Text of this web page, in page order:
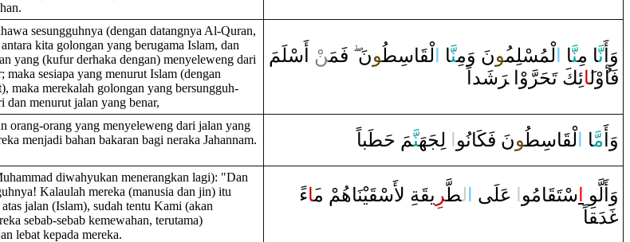
sesungguhnya (dengan datangnya Al-Quran,
kita golongan yang berugama Islam, dan
yang (kufur derhaka dengan) menyeleweng dari
maka sesiapa yang menurut Islam (dengan
maka merekalah golongan yang bersungguh-
dan menurut jalan yang benar,
وَ‌أَنَّ‍‍ا‌ مِ‍‍نَّ‍‍ا‌ لْمُسْلِم‍‍ُ‍ونَ ‌وَمِ‍‍نَّ‍‍ا‌ لْ‍‍قَ‍‍اسِ‍‍طُ‍‍ونَ فَمَ‍‌‍ن ْ ‌أَسْلَمَ
فَأ‌وْل‍‍َ‍ائِكَ تَحَ‍رَّ ‌وْ‌ا‌ ‌‍رَشَد‌اً
orang-orang yang menyeleweng dari jalan yang
menjadi bahan bakaran bagi neraka Jahannam.
وَ‌أَ مَّ‍‍ا‌ لْ‍‍قَ‍‍اسِ‍‍طُ‍‍ونَ فَكَانُو ‌ لِجَهَ‍‍نَّ‍‍مَ حَ‍‍طَ‍‍باً
diwahyukan menerangkan lagi): "Dan
Kalaulah mereka (manusia dan jin) itu
jalan (Islam), sudah tentu Kami (akan
sebab-sebab kemewahan, terutama)
lebat kepada mereka.
وَ‌أَلَّوِ‌ سْتَ‍‍قَ‍‍امُو ‌ عَلَى‌ ل‍‍طَّ‍‍ر ِي‍‍قَ‍‍ةِ لأَسْ‍‍قَ‍‍يْنَاهُمْ م‍‍َ‍ا‌ءً‌
غَ‍‍دَ‍ق‍‍اً